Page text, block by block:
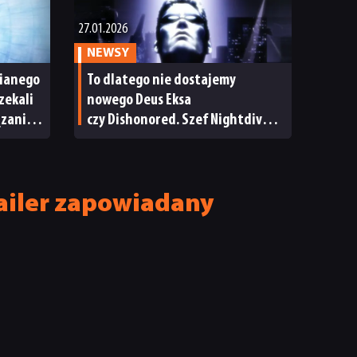
27.01.2026
NEWSY
To dlatego nie dostajemy
nowego Deus Eksa
czy Dishonored. Szef Nightdive
zapowiadany